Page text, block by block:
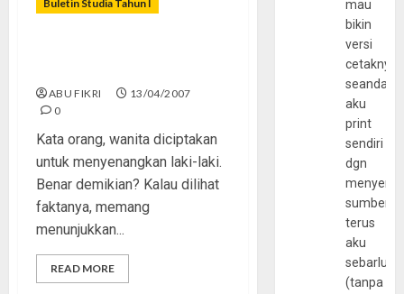
Buletin Studia Tahun I
ABU FIKRI
13/04/2007
0
Kata orang, wanita diciptakan
untuk menyenangkan laki-laki.
Benar demikian? Kalau dilihat
faktanya, memang
menunjukkan...
READ MORE
mau
bikin
versi
cetaknya
aku
print
sendiri
dgn
sumber
terus
aku
(tanpa